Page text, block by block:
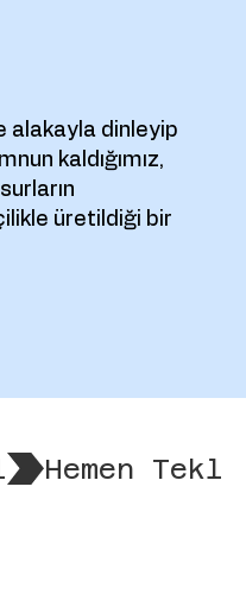
alakayla dinleyip
kaldığımız,
üretildiği bir